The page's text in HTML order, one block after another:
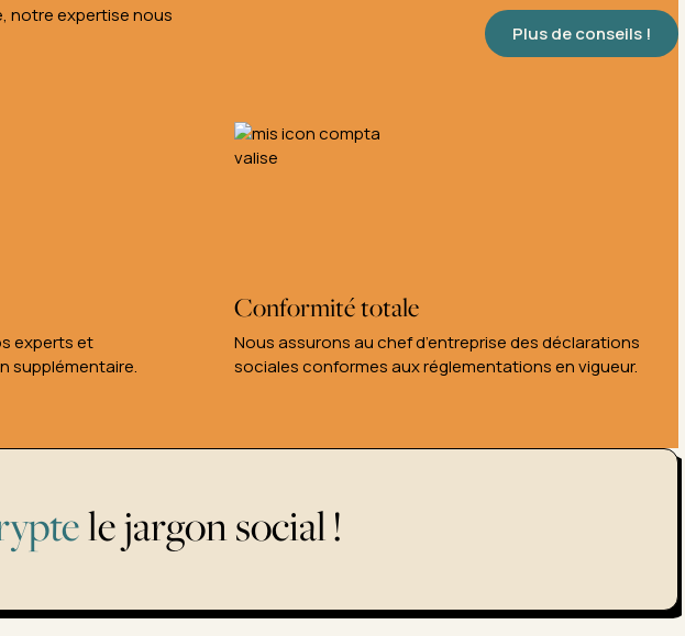
notre expertise nous
Plus de conseils !
experts et
supplémentaire.
Conformité totale
Nous assurons au chef d’entreprise des déclarations
sociales conformes aux réglementations en vigueur.
le jargon social !